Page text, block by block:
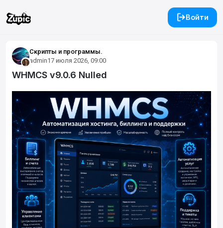
Войти
Скрипты и программы.
admin17 июля 2026, 09:00
WHMCS v9.0.6 Nulled